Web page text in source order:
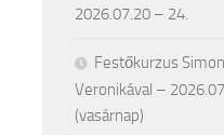
2026.07.20 – 24.
Festőkurzus
Veronikával –
(vasárnap)